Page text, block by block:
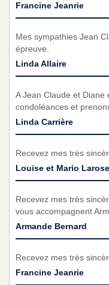
Francine Jeanrie
Mes sympathies Jean
épreuve.
Linda Allaire
A Jean Claude et Diane
condoléances et
Linda Carrière
Recevez mes très
Louise et Mario
Recevez mes très
vous accompagnent
Armande Bernard
Recevez mes très
Francine Jeanrie